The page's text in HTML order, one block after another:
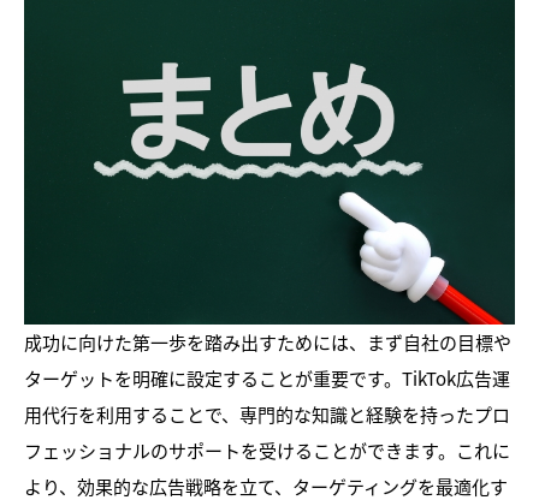
成功に向けた第一歩を踏み出すためには、まず自社の目標や
ターゲットを明確に設定することが重要です。TikTok広告運
用代行を利用することで、専門的な知識と経験を持ったプロ
フェッショナルのサポートを受けることができます。これに
より、効果的な広告戦略を立て、ターゲティングを最適化す